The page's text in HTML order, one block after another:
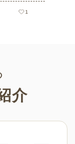
しゃれなイ
ください！
1
介